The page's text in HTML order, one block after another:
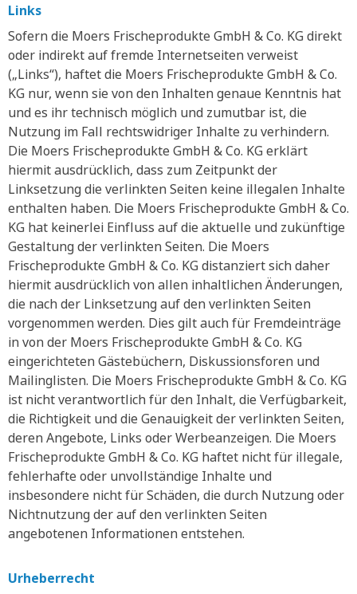
Links
Sofern die Moers Frischeprodukte GmbH & Co. KG direkt
oder indirekt auf fremde Internetseiten verweist
(„Links“), haftet die Moers Frischeprodukte GmbH & Co.
KG nur, wenn sie von den Inhalten genaue Kenntnis hat
und es ihr technisch möglich und zumutbar ist, die
Nutzung im Fall rechtswidriger Inhalte zu verhindern.
Die Moers Frischeprodukte GmbH & Co. KG erklärt
hiermit ausdrücklich, dass zum Zeitpunkt der
Linksetzung die verlinkten Seiten keine illegalen Inhalte
enthalten haben. Die Moers Frischeprodukte GmbH & Co.
KG hat keinerlei Einfluss auf die aktuelle und zukünftige
Gestaltung der verlinkten Seiten. Die Moers
Frischeprodukte GmbH & Co. KG distanziert sich daher
hiermit ausdrücklich von allen inhaltlichen Änderungen,
die nach der Linksetzung auf den verlinkten Seiten
vorgenommen werden. Dies gilt auch für Fremdeinträge
in von der Moers Frischeprodukte GmbH & Co. KG
eingerichteten Gästebüchern, Diskussionsforen und
Mailinglisten. Die Moers Frischeprodukte GmbH & Co. KG
ist nicht verantwortlich für den Inhalt, die Verfügbarkeit,
die Richtigkeit und die Genauigkeit der verlinkten Seiten,
deren Angebote, Links oder Werbeanzeigen. Die Moers
Frischeprodukte GmbH & Co. KG haftet nicht für illegale,
fehlerhafte oder unvollständige Inhalte und
insbesondere nicht für Schäden, die durch Nutzung oder
Nichtnutzung der auf den verlinkten Seiten
angebotenen Informationen entstehen.
Urheberrecht